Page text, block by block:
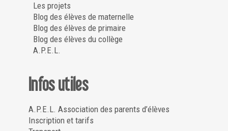
Les projets
Blog des élèves de maternelle
Blog des élèves de primaire
Blog des élèves du collège
A.P.E.L.
Infos utiles
A.P.E.L. Association des parents d’élèves
Inscription et tarifs